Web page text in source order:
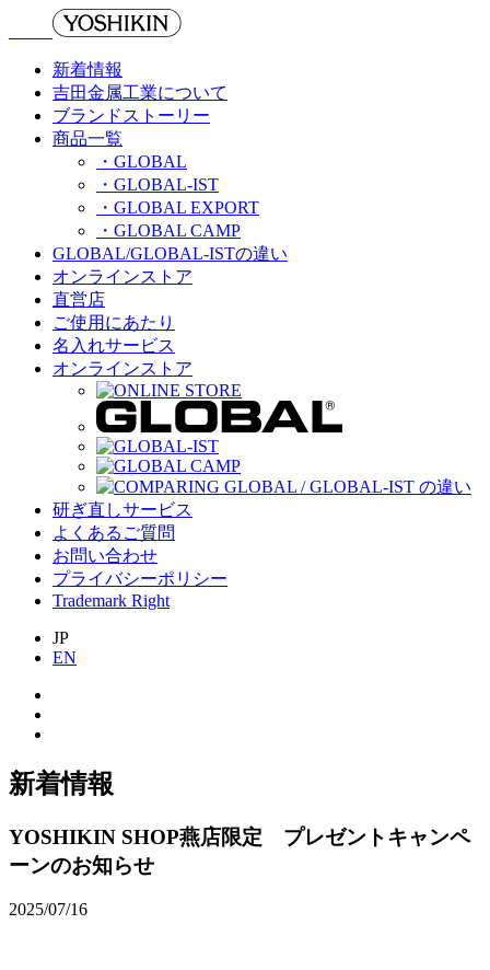
新着情報
吉田金属工業について
ブランドストーリー
商品一覧
・GLOBAL
・GLOBAL-IST
・GLOBAL EXPORT
・GLOBAL CAMP
GLOBAL/GLOBAL-ISTの違い
オンラインストア
直営店
ご使用にあたり
名入れサービス
オンラインストア
研ぎ直しサービス
よくあるご質問
お問い合わせ
プライバシーポリシー
Trademark Right
JP
EN
新着情報
YOSHIKIN SHOP燕店限定 プレゼントキャンペ
ーンのお知らせ
2025/07/16